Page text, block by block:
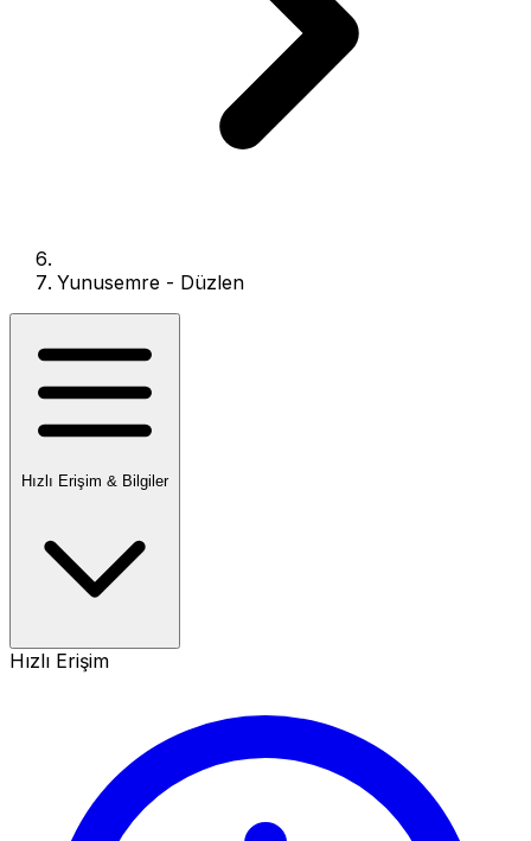
Yunusemre - Düzlen
Hızlı Erişim & Bilgiler
Hızlı Erişim